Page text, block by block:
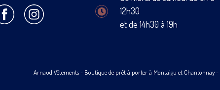
12h30
et de 14h30 à 19h
Arnaud Vêtements- Boutique de prêt à porter à Montaigu et Chantonnay -